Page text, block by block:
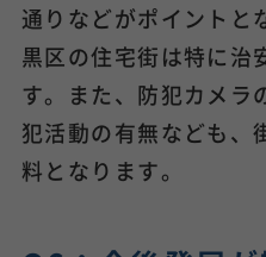
通りなどがポイントと
黒区の住宅街は特に治
す。また、防犯カメラ
犯活動の有無なども、
料となります。